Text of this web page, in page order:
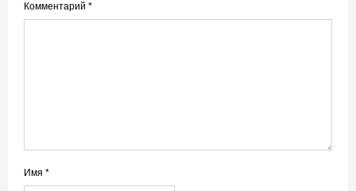
Комментарий *
Имя *